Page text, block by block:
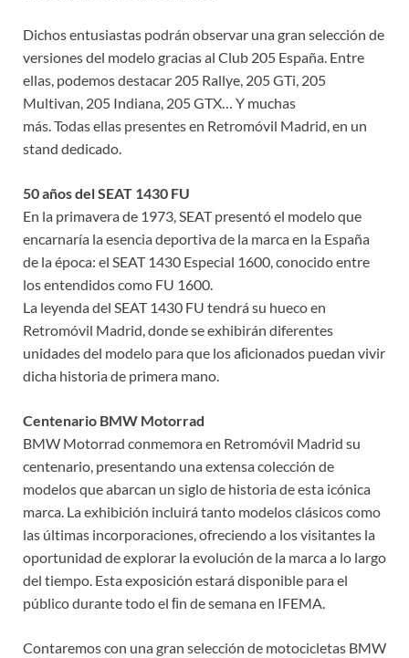
Dichos entusiastas podrán observar una gran selección de
versiones del modelo gracias al Club 205 España. Entre
ellas, podemos destacar 205 Rallye, 205 GTi, 205
Multivan, 205 Indiana, 205 GTX… Y muchas
más. Todas ellas presentes en Retromóvil Madrid, en un
stand dedicado.
50 años del SEAT 1430 FU
En la primavera de 1973, SEAT presentó el modelo que
encarnaría la esencia deportiva de la marca en la España
de la época: el SEAT 1430 Especial 1600, conocido entre
los entendidos como FU 1600.
La leyenda del SEAT 1430 FU tendrá su hueco en
Retromóvil Madrid, donde se exhibirán diferentes
unidades del modelo para que los aﬁcionados puedan vivir
dicha historia de primera mano.
Centenario BMW Motorrad
BMW Motorrad conmemora en Retromóvil Madrid su
centenario, presentando una extensa colección de
modelos que abarcan un siglo de historia de esta icónica
marca. La exhibición incluirá tanto modelos clásicos como
las últimas incorporaciones, ofreciendo a los visitantes la
oportunidad de explorar la evolución de la marca a lo largo
del tiempo. Esta exposición estará disponible para el
público durante todo el ﬁn de semana en IFEMA.
Contaremos con una gran selección de motocicletas BMW